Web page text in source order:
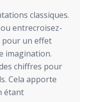
classiques.
ou entrecroisez-
pour un effet
imagination.
chiffres pour
Cela apporte
étant